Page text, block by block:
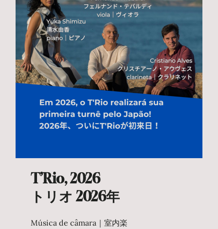
T’Rio, 2026
トリオ 2026年
Música de câmara｜室内楽